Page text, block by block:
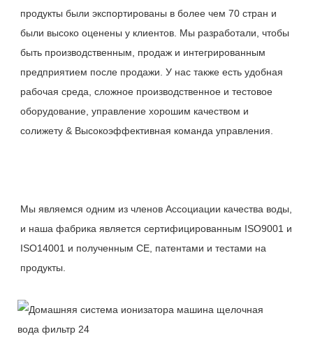
продукты были экспортированы в более чем 70 стран и
были высоко оценены у клиентов. Мы разработали, чтобы
быть производственным, продаж и интегрированным
предприятием после продажи. У нас также есть удобная
рабочая среда, сложное производственное и тестовое
оборудование, управление хорошим качеством и
Мы являемся одним из членов Ассоциации качества воды,
и наша фабрика является сертифицированным ISO9001 и
ISO14001 и полученным CE, патентами и тестами на